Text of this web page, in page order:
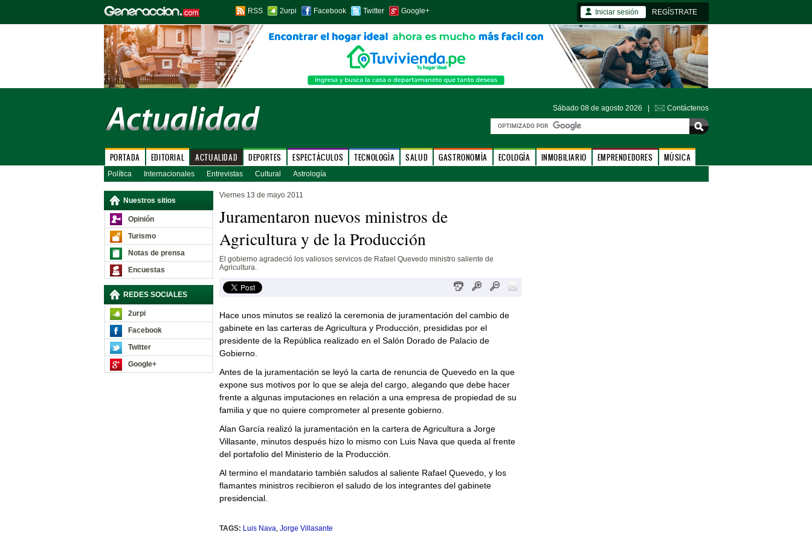
RSS 2urpi Facebook Twitter Google+ Iniciar sesión REGÍSTRATE
Sábado 08 de agosto 2026 | Contáctenos
PORTADA EDITORIAL ACTUALIDAD DEPORTES ESPECTÁCULOS TECNOLOGÍA SALUD GASTRONOMÍA ECOLOGÍA INMOBILIARIO EMPRENDEDORES MÚSICA
Política Internacionales Entrevistas Cultural Astrología
Nuestros sitios
Opinión
Turismo
Notas de prensa
Encuestas
REDES SOCIALES
2urpi
Facebook
Twitter
Google+
Viernes 13 de mayo 2011
Juramentaron nuevos ministros de
Agricultura y de la Producción
El gobierno agradeció los valiosos servicos de Rafael Quevedo ministro saliente de
Agricultura.
Hace unos minutos se realizó la ceremonia de juramentación del cambio de
gabinete en las carteras de Agricultura y Producción, presididas por el
presidente de la República realizado en el Salón Dorado de Palacio de
Gobierno.
Antes de la juramentación se leyó la carta de renuncia de Quevedo en la que
expone sus motivos por lo que se aleja del cargo, alegando que debe hacer
frente a algunas imputaciones en relación a una empresa de propiedad de su
familia y que no quiere comprometer al presente gobierno.
Alan García realizó la juramentación en la cartera de Agricultura a Jorge
Villasante, minutos después hizo lo mismo con Luis Nava que queda al frente
del portafolio del Ministerio de la Producción.
Al termino el mandatario también saludos al saliente Rafael Quevedo, y los
flamantes ministros recibieron el saludo de los integrantes del gabinete
presidencial.
TAGS: Luis Nava, Jorge Villasante